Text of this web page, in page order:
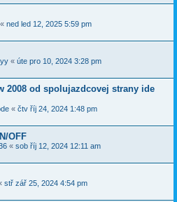
« ned led 12, 2025 5:59 pm
« úte pro 10, 2024 3:28 pm
2008 od spolujazdcovej strany ide
« čtv říj 24, 2024 1:48 pm
OFF
« sob říj 12, 2024 12:11 am
stř zář 25, 2024 4:54 pm